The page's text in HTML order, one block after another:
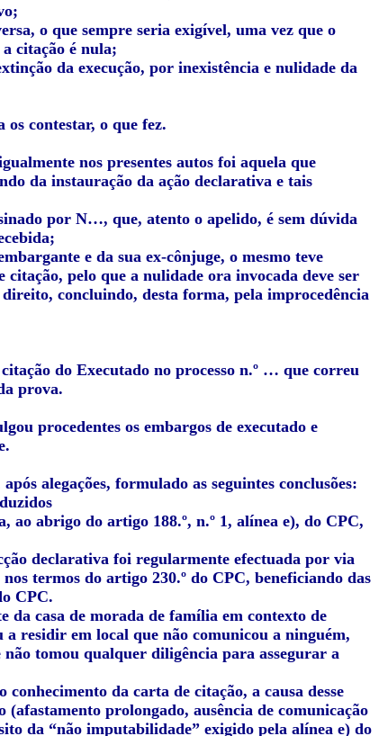
o que sempre seria exigível, uma vez que o
citação é nula;
da execução, por inexistência e nulidade da
contestar, o que fez.
nos presentes autos foi aquela que
da instauração da ação declarativa e tais
por N…, que, atento o apelido, é sem dúvida
e da sua ex-cônjuge, o mesmo teve
pelo que a nulidade ora invocada deve ser
concluindo, desta forma, pela improcedência
do Executado no processo n.º … que correu
prova.
procedentes os embargos de executado e
alegações, formulado as seguintes conclusões:
abrigo do artigo 188.º, n.º 1, alínea e), do CPC,
declarativa foi regularmente efectuada por via
termos do artigo 230.º do CPC, beneficiando das
CPC.
da casa de morada de família em contexto de
a residir em local que não comunicou a ninguém,
tomou qualquer diligência para assegurar a
da carta de citação, a causa desse
prolongado, ausência de comunicação
da “não imputabilidade” exigido pela alínea e) do